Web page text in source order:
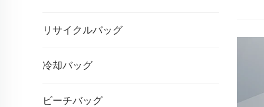
リサイクルバッグ
冷却バッグ
ビーチバッグ